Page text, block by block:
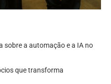
sobre a automação e a IA no
que transforma